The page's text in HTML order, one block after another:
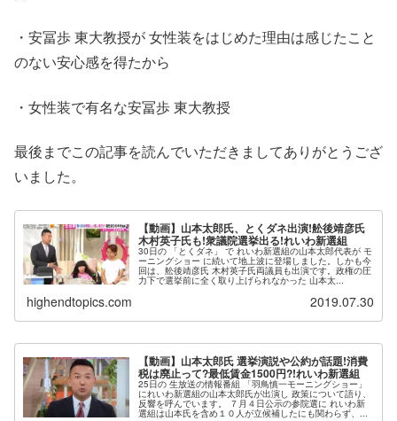
・安冨歩 東大教授が 女性装をはじめた理由は感じたこと
のない安心感を得たから
・女性装で有名な安冨歩 東大教授
最後までこの記事を読んでいただきましてありがとうござ
いました。
【動画】山本太郎氏、とくダネ出演!舩後靖彦氏
木村英子氏も!衆議院選挙出る!れいわ新選組
30日の 「とくダネ」 で れいわ新選組の山本太郎代表が モ
ーニングショー に続いて地上波に登場しました。しかも今
回は、舩後靖彦氏 木村英子氏両議員も出演です。政権の圧
力下で選挙前に全く取り上げられなかった 山本太...
highendtopics.com 2019.07.30
【動画】山本太郎氏 選挙演説や公約が話題!消費
税は廃止って?最低賃金1500円?!れいわ新選組
25日の 生放送の情報番組 「羽鳥慎一モーニングショー」
にれいわ新選組の山本太郎氏が出演し 政策について語り、
反響を呼んでいます。 ７月４日公示の参院選に れいわ新
選組は山本氏を含め１０人が立候補したにも関わらず、...